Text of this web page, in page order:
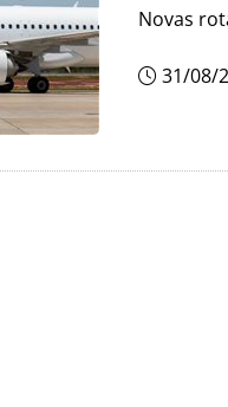
Novas
31/08/